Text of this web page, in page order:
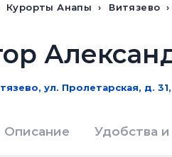
Курорты Анапы Витязево
ул. Пролетарская, д.
Описание Удобства и